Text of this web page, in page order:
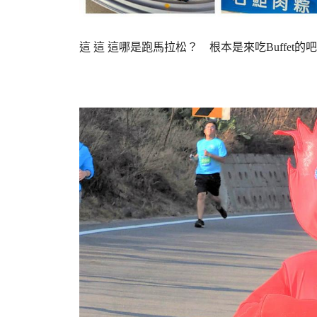
這 這 這哪是跑馬拉松？ 根本是來吃Buffet的